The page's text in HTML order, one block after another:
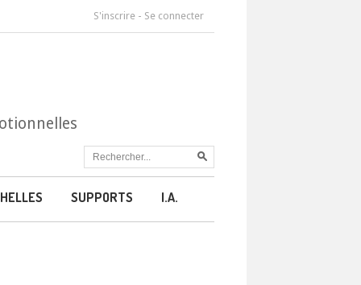
S'inscrire - Se connecter
SUPPORTS I.A.